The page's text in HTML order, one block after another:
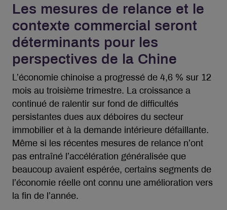
Les mesures de relance et le
contexte commercial seront
déterminants pour les
perspectives de la Chine
L’économie chinoise a progressé de 4,6 % sur 12
mois au troisième trimestre. La croissance a
continué de ralentir sur fond de difficultés
persistantes dues aux déboires du secteur
immobilier et à la demande intérieure défaillante.
Même si les récentes mesures de relance n’ont
pas entraîné l’accélération généralisée que
beaucoup avaient espérée, certains segments de
l’économie réelle ont connu une amélioration vers
la fin de l’année.